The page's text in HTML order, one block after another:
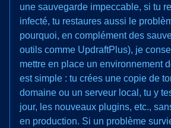
une sauvegarde impeccable, si tu
infecté, tu restaures aussi le
pourquoi, en complément des
outils comme UpdraftPlus), je
mettre en place un environnement
est simple : tu crées une copie de
domaine ou un serveur local, tu y
jour, les nouveaux plugins, etc.,
en production. Si un problème